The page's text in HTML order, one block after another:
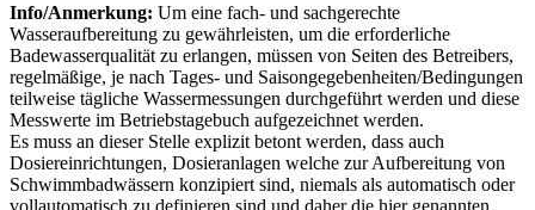
Info/Anmerkung: Um eine fach- und sachgerechte
Wasseraufbereitung zu gewährleisten, um die erforderliche
Badewasserqualität zu erlangen, müssen von Seiten des Betreibers,
regelmäßige, je nach Tages- und Saisongegebenheiten/Bedingungen
teilweise tägliche Wassermessungen durchgeführt werden und diese
Messwerte im Betriebstagebuch aufgezeichnet werden.
Es muss an dieser Stelle explizit betont werden, dass auch
Dosiereinrichtungen, Dosieranlagen welche zur Aufbereitung von
Schwimmbadwässern konzipiert sind, niemals als automatisch oder
vollautomatisch zu definieren sind und daher die hier genannten